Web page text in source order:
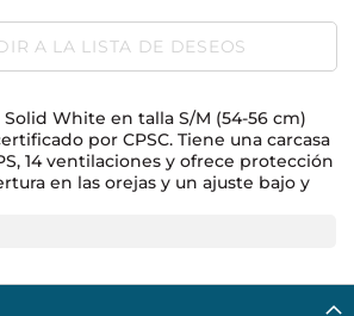
A LA LISTA DE DESEOS
Solid White en talla S/M (54-56 cm)
por CPSC. Tiene una carcasa
14 ventilaciones y ofrece protección
en las orejas y un ajuste bajo y